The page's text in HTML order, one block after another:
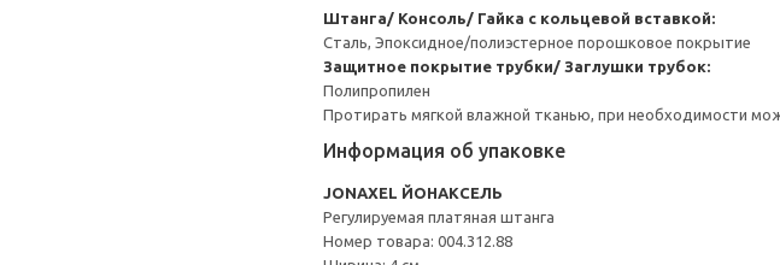
Штанга/ Консоль/ Гайка с кольцевой вставкой:
Сталь, Эпоксидное/полиэстерное порошковое покрытие
Защитное покрытие трубки/ Заглушки трубок:
Полипропилен
Протирать мягкой влажной тканью, при необходимости
Информация об упаковке
JONAXEL ЙОНАКСЕЛЬ
Регулируемая платяная штанга
Номер товара: 004.312.88